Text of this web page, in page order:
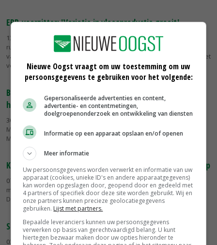
EPP-voorzitter: 'Variatie in vleesproductie groeit'
13-02-2021
- Voor allerhande vormen van vleesproductie komt er
ruimte. 'Van alles tussen de varkenshouder die honderdduizend
varkens voor de wereldmarkt produceert en een gesloten bedrijf met
veertig...
Belgische kweekvleesproducent komt in Israëlische
handen
30-12-2020
- De Belgische ontwikkelaar van kweekvlees Peace of
Meat is voor 15 miljoen euro opgekocht door het Israëlische bedrijf
Meat-Tech 3D. De pas vorig jaar opgerichte Belgische start-up is...
Kweekvlees-start-up Mosa Meat haalt weer miljoenen op
07-12-2020- Het Nederlandse bedrijf Mosa Meat heeft nog eens 20
miljoen dollar, circa 16,5 miljoen euro, opgehaald bij investeerders.
De ontwikkelaar van kweekvlees had in september al 55 miljoen...
Singapore geeft als eerste groen licht voor kweekvlees
03-12-2020- Singapore heeft als eerste land de verkoop van
Nieuwe Oogst vraagt om uw toestemming om uw
persoonsgegevens te gebruiken voor het volgende:
Gepersonaliseerde advertenties en content,
advertentie- en contentmetingen,
doelgroepenonderzoek en ontwikkeling van diensten
Informatie op een apparaat opslaan en/of openen
Meer informatie
Uw persoonsgegevens worden verwerkt en informatie van uw
apparaat (cookies, unieke ID's en andere apparaatgegevens)
kan worden opgeslagen door, geopend door en gedeeld met
4 partners of specifiek door deze site worden gebruikt. Wij en
onze partners kunnen precieze geolocatiegegevens
gebruiken. Lijst met partners.
Bepaalde leveranciers kunnen uw persoonsgegevens
verwerken op basis van gerechtvaardigd belang. U kunt
hiertegen bezwaar maken door uw opties hieronder te